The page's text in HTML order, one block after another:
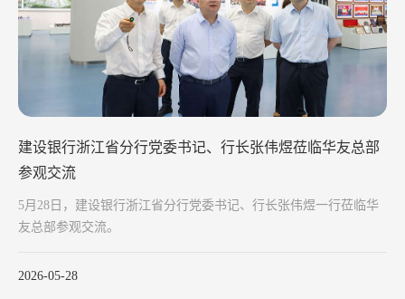
建设银行浙江省分行党委书记、行长张伟煜莅临华友总部
参观交流
5月28日，建设银行浙江省分行党委书记、行长张伟煜一行莅临华
友总部参观交流。
2026-05-28